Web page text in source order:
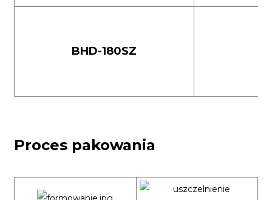
BHD-180SZ
Proces pakowania